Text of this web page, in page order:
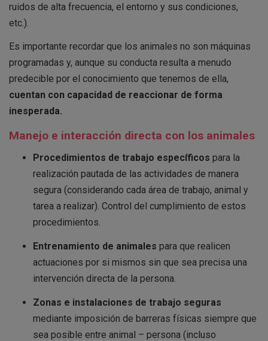
ruidos de alta frecuencia, el entorno y sus condiciones,
etc.).
Es importante recordar que los animales no son máquinas
programadas y, aunque su conducta resulta a menudo
predecible por el conocimiento que tenemos de ella,
cuentan con capacidad de reaccionar de forma
inesperada.
Manejo e interacción directa con los animales
Procedimientos de trabajo específicos para la
realización pautada de las actividades de manera
segura (considerando cada área de trabajo, animal y
tarea a realizar). Control del cumplimiento de estos
procedimientos.
Entrenamiento de animales para que realicen
actuaciones por si mismos sin que sea precisa una
intervención directa de la persona.
Zonas e instalaciones de trabajo seguras
mediante imposición de barreras físicas siempre que
sea posible entre animal – persona (incluso